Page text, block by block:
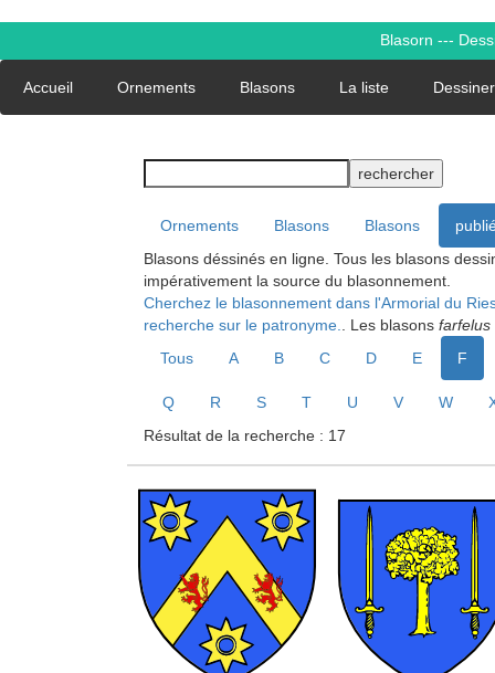
Blasorn ---
Accueil Ornements Blasons La liste
rechercher
Ornements Blasons Blasons
Blasons déssinés en ligne. Tous les blasons
impérativement la source du blasonnement.
Cherchez le blasonnement dans l'Armorial du
recherche sur le patronyme.
. Les blasons farfelus
Tous
A B C D E F
Q R S T U V W
Résultat de la recherche : 17